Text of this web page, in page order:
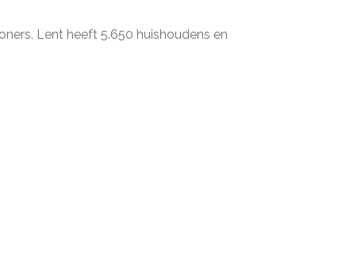
Lent heeft 5.650 huishoudens en